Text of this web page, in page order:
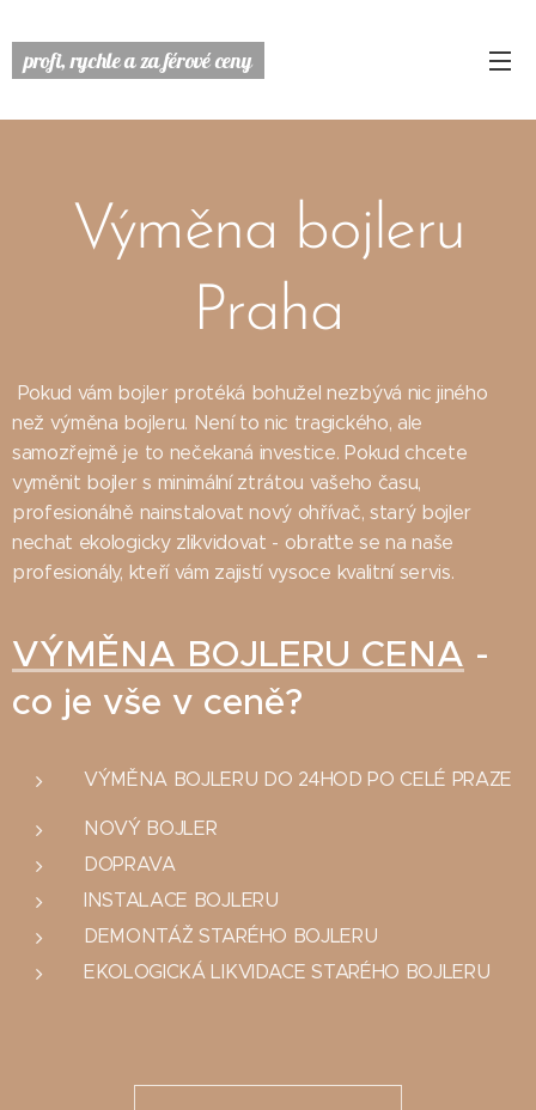
profi, rychle a za férové ceny
Výměna bojleru
Praha
Pokud vám bojler protéká bohužel nezbývá nic jiného
než výměna bojleru. Není to nic tragického, ale
samozřejmě je to nečekaná investice. Pokud chcete
vyměnit bojler s minimální ztrátou vašeho času,
profesionálně nainstalovat nový ohřívač, starý bojler
nechat ekologicky zlikvidovat - obraťte se na naše
profesionály, kteří vám zajistí vysoce kvalitní servis.
VÝMĚNA BOJLERU CENA -
co je vše v ceně?
VÝMĚNA BOJLERU DO 24HOD PO CELÉ PRAZE
NOVÝ BOJLER
DOPRAVA
INSTALACE BOJLERU
DEMONTÁŽ STARÉHO BOJLERU
EKOLOGICKÁ LIKVIDACE STARÉHO BOJLERU